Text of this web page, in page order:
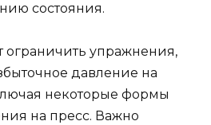
состояния.
ограничить упражнения,
давление на
некоторые формы
на пресс. Важно